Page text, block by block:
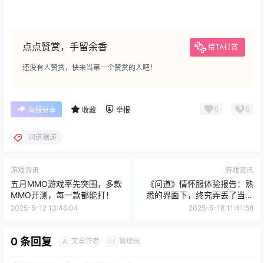
点点赞赏，手留余香 给TA打赏
还没有人赞赏，快来当第一个赞赏的人吧！
海报分享 收藏 举报 0 0
问道端游
游戏资讯
五月MMO游戏率先突围，多款
MMO开测，每一款都能打！
2025-5-12 13:46:04
游戏资讯
《问道》情怀服体验报告：熟
悉的界面下，终究弄丢了当年
的味道！
2025-5-18 11:41:58
0 条回复 A 文章作者 M 管理员